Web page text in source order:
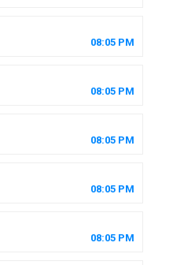
08:05PM
08:05PM
08:05PM
08:05PM
08:05PM